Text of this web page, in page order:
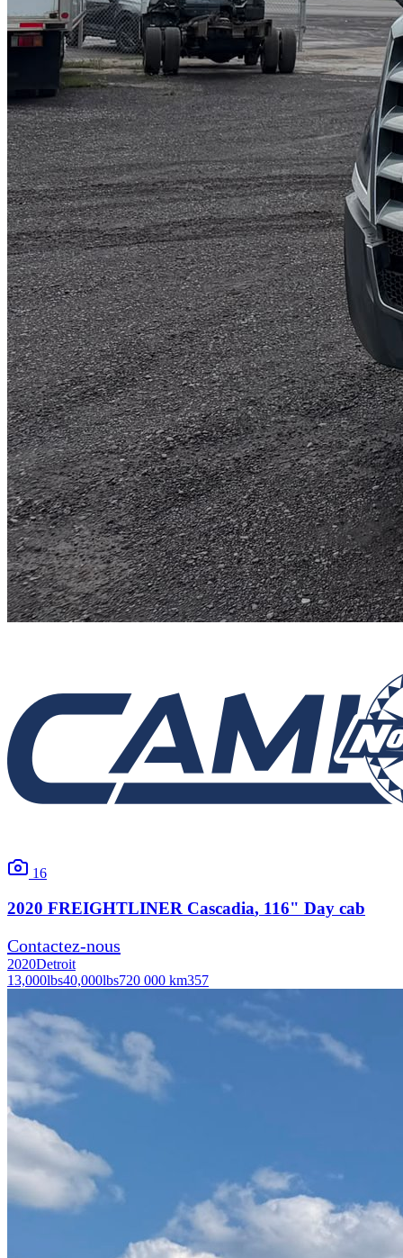
16
2020 FREIGHTLINER Cascadia, 116" Day cab
Contactez-nous
2020Detroit
13,000lbs40,000lbs720 000 km357